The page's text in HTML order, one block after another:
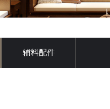
辅料配件